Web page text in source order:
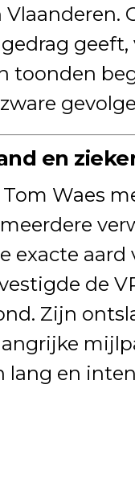
geeft,
toonden
en
Waes
exacte
de
Zijn
lang en